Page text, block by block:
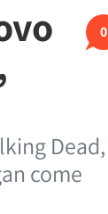
0
Dead,
come